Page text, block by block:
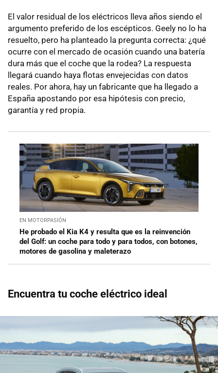
El valor residual de los eléctricos lleva años siendo el
argumento preferido de los escépticos. Geely no lo ha
resuelto, pero ha planteado la pregunta correcta: ¿qué
ocurre con el mercado de ocasión cuando una batería
dura más que el coche que la rodea? La respuesta
llegará cuando haya flotas envejecidas con datos
reales. Por ahora, hay un fabricante que ha llegado a
España apostando por esa hipótesis con precio,
garantía y red propia.
EN MOTORPASIÓN
He probado el Kia K4 y resulta que es la reinvención
del Golf: un coche para todo y para todos, con botones,
motores de gasolina y maleterazo
Encuentra tu coche eléctrico ideal